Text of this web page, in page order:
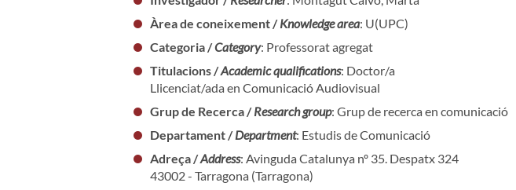
Àrea de coneixement /Knowledge area: U(UPC)
Categoria /Category: Professorat agregat
Titulacions /Academic qualifications: Doctor/a
Llicenciat/ada en Comunicació Audiovisual
Grup de Recerca /Research group: Grup de recerca en comunicació
Departament /Department: Estudis de Comunicació
Adreça /Address: Avinguda Catalunya nº 35. Despatx 324
43002 - Tarragona (Tarragona)